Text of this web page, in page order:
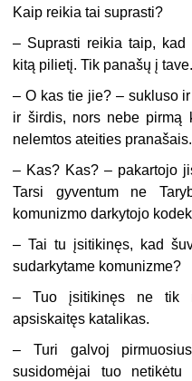
Kaip reikia tai suprasti?
– Suprasti reikia taip,
kitą pilietį. Tik panašų į tave.
– O kas tie jie? – sukluso
ir širdis, nors nebe pirmą
nelemtos ateities pranašais.
– Kas? Kas? – pakartojo
Tarsi gyventum ne
komunizmo darkytojo
– Tai tu įsitikinęs, kad
sudarkytame komunizme?
– Tuo įsitikinęs ne tik
apsiskaitęs katalikas.
– Turi galvoj
susidomėjai tuo